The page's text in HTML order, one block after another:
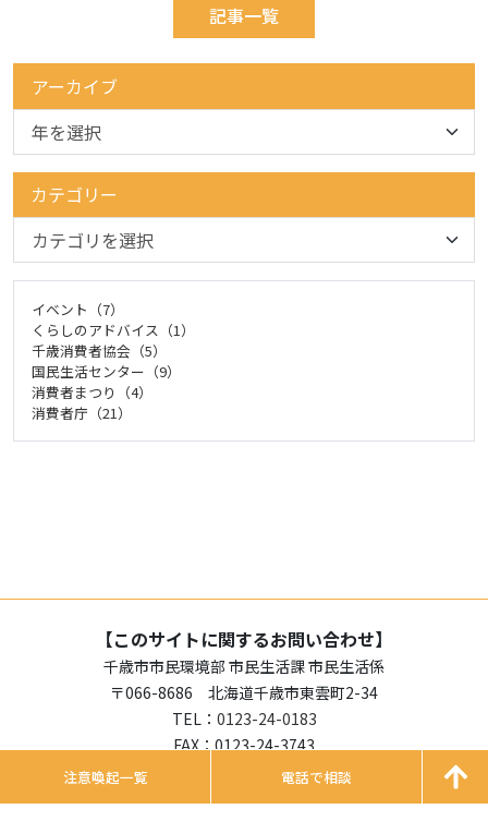
記事一覧
アーカイブ
カテゴリー
イベント（7）
くらしのアドバイス（1）
千歳消費者協会（5）
国民生活センター（9）
消費者まつり（4）
消費者庁（21）
【このサイトに関するお問い合わせ】
千歳市市民環境部 市民生活課 市民生活係
〒066-8686 北海道千歳市東雲町2-34
TEL： 0123-24-0183
FAX：0123-24-3743
© 2022 City of Chitose
注意喚起一覧 電話で相談